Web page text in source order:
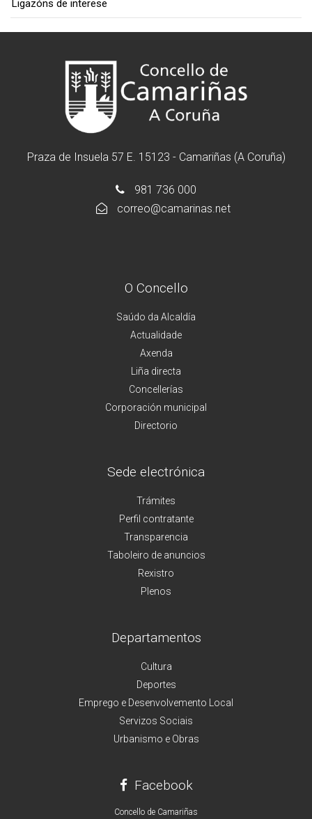
Ligazóns de interese
Praza de Insuela 57 E. 15123 - Camariñas (A Coruña)
981 736 000
correo@camarinas.net
O Concello
Saúdo da Alcaldía
Actualidade
Axenda
Liña directa
Concellerías
Corporación municipal
Directorio
Sede electrónica
Trámites
Perfil contratante
Transparencia
Taboleiro de anuncios
Rexistro
Plenos
Departamentos
Cultura
Deportes
Emprego e Desenvolvemento Local
Servizos Sociais
Urbanismo e Obras
Facebook
Concello de Camariñas